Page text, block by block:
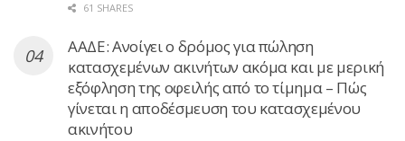
61 SHARES
ΑΑΔΕ: Ανοίγει ο δρόμος για πώληση
κατασχεμένων ακινήτων ακόμα και με μερική
εξόφληση της οφειλής από το τίμημα – Πώς
γίνεται η αποδέσμευση του κατασχεμένου
ακινήτου